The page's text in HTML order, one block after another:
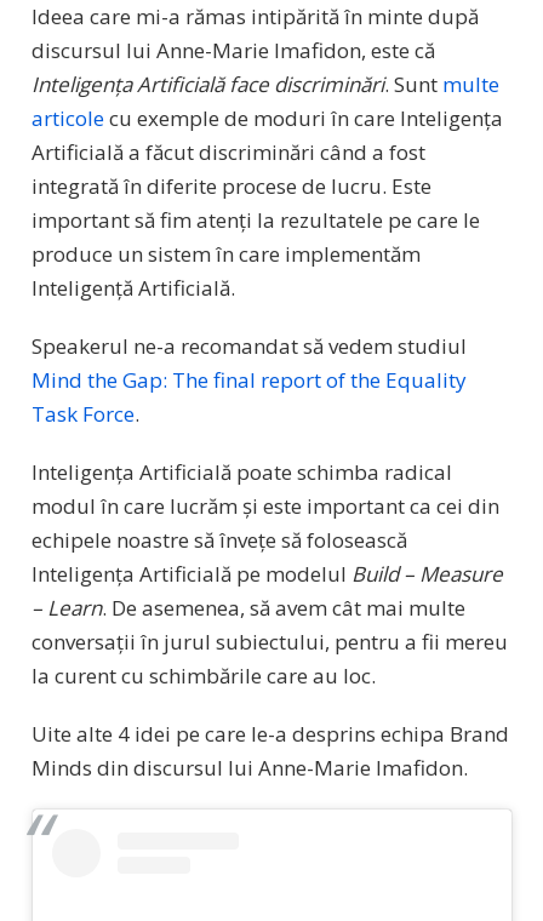
Ideea care mi-a rămas intipărită în minte după
discursul lui Anne-Marie Imafidon, este că
Inteligența Artificială face discriminări. Sunt multe
articolecu exemple de moduri în care Inteligența
Artificială a făcut discriminări când a fost
integrată în diferite procese de lucru. Este
important să fim atenți la rezultatele pe care le
produce un sistem în care implementăm
Inteligență Artificială.
Speakerul ne-a recomandat să vedem studiul
Mind the Gap: The final report of the Equality
Task Force.
Inteligența Artificială poate schimba radical
modul în care lucrăm și este important ca cei din
echipele noastre să învețe să folosească
Inteligența Artificială pe modelul Build – Measure
– Learn. De asemenea, să avem cât mai multe
conversații în jurul subiectului, pentru a fii mereu
la curent cu schimbările care au loc.
Uite alte 4 idei pe care le-a desprins echipa Brand
Minds din discursul lui Anne-Marie Imafidon.